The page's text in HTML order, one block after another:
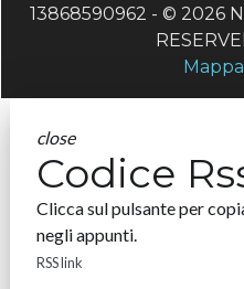
13868590962 - © 2026
close
Codice
Clicca sul pulsante per
negli appunti.
RSS link